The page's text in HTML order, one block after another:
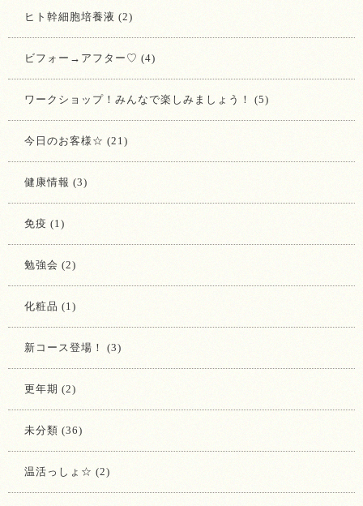
ヒト幹細胞培養液 (2)
ビフォー→アフター♡ (4)
ワークショップ！みんなで楽しみましょう！ (5)
今日のお客様☆ (21)
健康情報 (3)
免疫 (1)
勉強会 (2)
化粧品 (1)
新コース登場！ (3)
更年期 (2)
未分類 (36)
温活っしょ☆ (2)